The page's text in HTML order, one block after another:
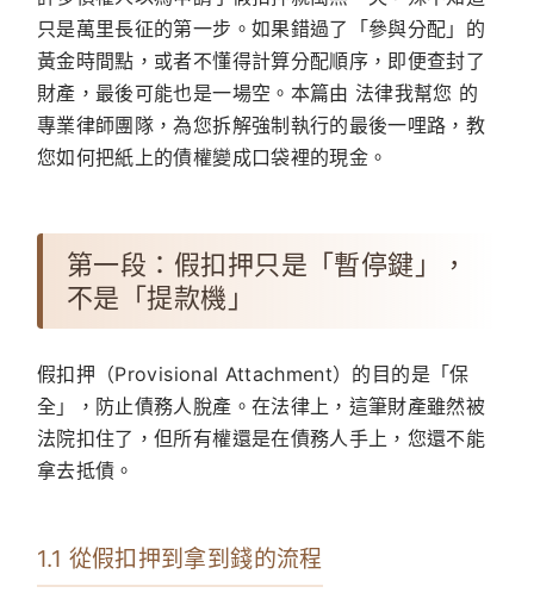
只是萬里長征的第一步。如果錯過了「參與分配」的
黃金時間點，或者不懂得計算分配順序，即便查封了
財產，最後可能也是一場空。本篇由 法律我幫您 的
專業律師團隊，為您拆解強制執行的最後一哩路，教
您如何把紙上的債權變成口袋裡的現金。
第一段：假扣押只是「暫停鍵」，
不是「提款機」
假扣押（Provisional Attachment）的目的是「保
全」，防止債務人脫產。在法律上，這筆財產雖然被
法院扣住了，但所有權還是在債務人手上，您還不能
拿去抵債。
1.1 從假扣押到拿到錢的流程